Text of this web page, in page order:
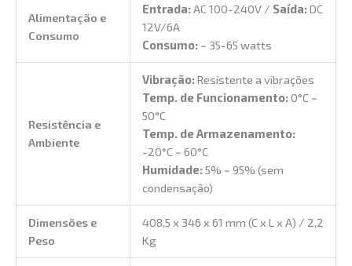
Alimentação e
Consumo
Entrada:AC 100-240V / Saída:DC
12V/6A
Consumo:~ 35-65 watts
Resistência e
Ambiente
Vibração:Resistente a vibrações
Temp. de Funcionamento:0°C ~
50°C
Temp. de Armazenamento:
-20°C ~ 60°C
Humidade:5% ~ 95% (sem
condensação)
Dimensões e
Peso
408,5 x 346 x 61 mm (C x L x A) / 2,2
Kg